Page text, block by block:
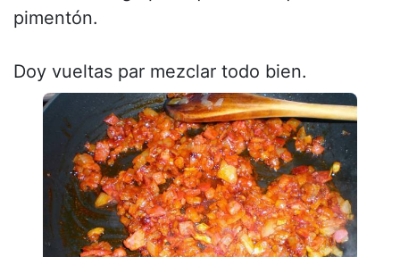
pimentón.
Doy vueltas par mezclar todo bien.